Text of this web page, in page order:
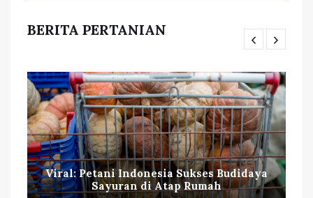
BERITA PERTANIAN
Viral: Petani Indonesia Sukses Budidaya
Sayuran di Atap Rumah